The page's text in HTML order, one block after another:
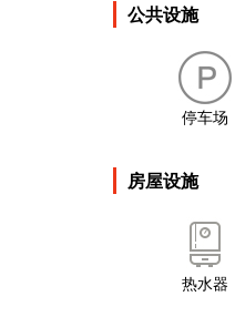
公共设施
停车场
房屋设施
热水器